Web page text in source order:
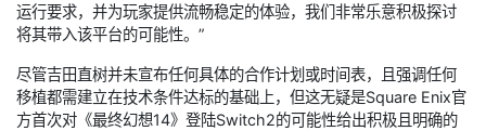
运行要求，并为玩家提供流畅稳定的体验，我们非常乐意积极探讨
将其带入该平台的可能性。”
尽管吉田直树并未宣布任何具体的合作计划或时间表，且强调任何
移植都需建立在技术条件达标的基础上，但这无疑是Square Enix官
方首次对《最终幻想14》登陆Switch2的可能性给出积极且明确的